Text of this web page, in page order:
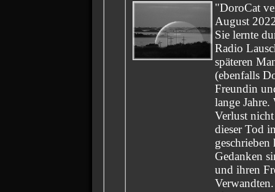
"DoroCat
August
Sie lernte
Radio
späteren
(ebenfalls
Freundin
lange
Verlust
dieser Tod
geschrieben
Gedanken
und ihren